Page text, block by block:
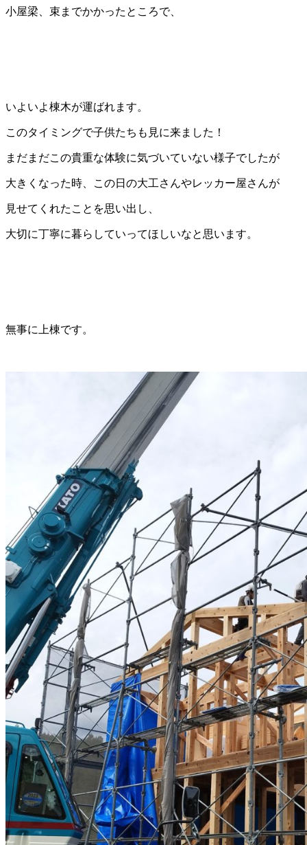
小屋梁、束までかかったところで、
いよいよ棟木が運ばれます。
このタイミングで子供たちも見に来ました！
まだまだこの貴重な体験に気づいていない様子でしたが
大きくなった時、この日の大工さんやレッカー屋さんが
見せてくれたことを思い出し、
大切に丁寧に暮らしていってほしいなと思います。
無事に上棟です。